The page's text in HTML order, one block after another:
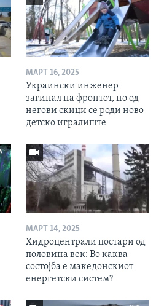
МАРТ 16, 2025
Украински инженер
загинал на фронтот, но од
негови скици се роди ново
детско игралиште
МАРТ 14, 2025
Хидроцентрали постари од
половина век: Во каква
состојба е македонскиот
енергетски систем?